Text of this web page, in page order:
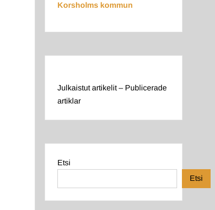
Korsholms kommun
Julkaistut artikelit – Publicerade
artiklar
Etsi
Etsi